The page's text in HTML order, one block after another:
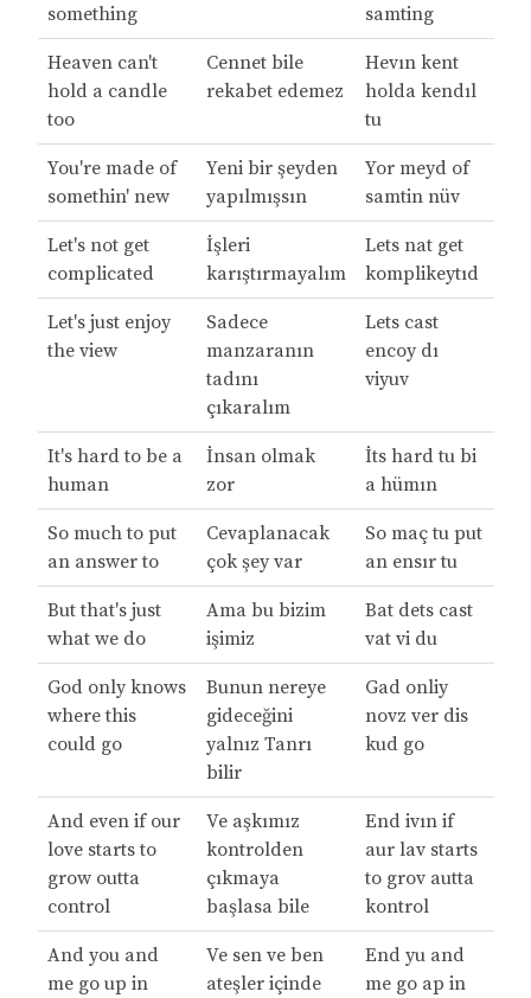
something
samting
Heaven can't
hold a candle
too
Cennet bile
rekabet edemez
Hevın kent
holda kendıl
tu
You're made of
somethin' new
Yeni bir şeyden
yapılmışsın
Yor meyd of
samtin nüv
Let's not get
complicated
İşleri
karıştırmayalım
Lets nat get
komplikeytıd
Let's just enjoy
the view
Sadece
manzaranın
tadını
çıkaralım
Lets cast
encoy dı
viyuv
It's hard to be a
human
İnsan olmak
zor
İts hard tu bi
a hümın
So much to put
an answer to
Cevaplanacak
çok şey var
So maç tu put
an ensır tu
But that's just
what we do
Ama bu bizim
işimiz
Bat dets cast
vat vi du
God only knows
where this
could go
Bunun nereye
gideceğini
yalnız Tanrı
bilir
Gad onliy
novz ver dis
kud go
And even if our
love starts to
grow outta
control
Ve aşkımız
kontrolden
çıkmaya
başlasa bile
End ivın if
aur lav starts
to grov autta
kontrol
And you and
me go up in
Ve sen ve ben
ateşler içinde
End yu and
me go ap in